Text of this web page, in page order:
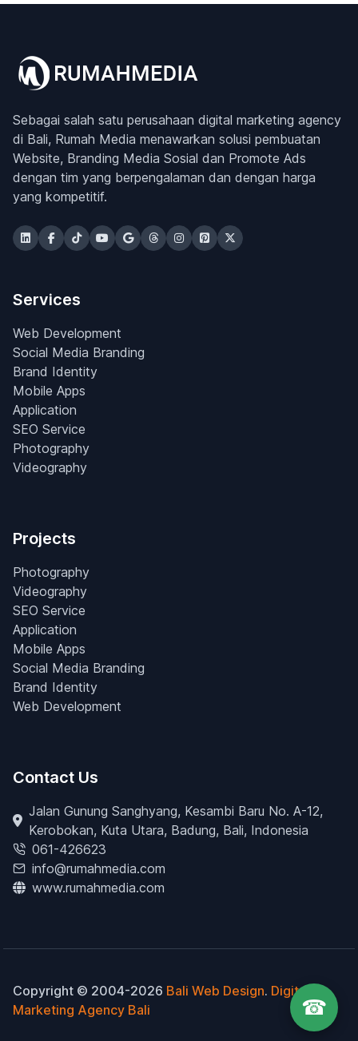
Sebagai salah satu perusahaan digital marketing agency
di Bali, Rumah Media menawarkan solusi pembuatan
Website, Branding Media Sosial dan Promote Ads
dengan tim yang berpengalaman dan dengan harga
yang kompetitif.
Services
Web Development
Social Media Branding
Brand Identity
Mobile Apps
Application
SEO Service
Photography
Videography
Projects
Photography
Videography
SEO Service
Application
Mobile Apps
Social Media Branding
Brand Identity
Web Development
Contact Us
Jalan Gunung Sanghyang, Kesambi Baru No. A-12,
Kerobokan, Kuta Utara, Badung, Bali, Indonesia
061-426623
info@rumahmedia.com
www.rumahmedia.com
Copyright © 2004-2026 Bali Web Design. Digital
Marketing Agency Bali
☎